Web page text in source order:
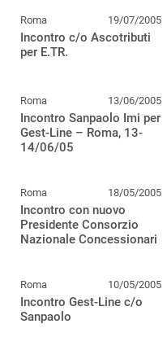
Roma 19/07/2005
Incontro c/o Ascotributi
per E.TR.
Roma 13/06/2005
Incontro Sanpaolo Imi per
Gest-Line – Roma, 13-
14/06/05
Roma 18/05/2005
Incontro con nuovo
Presidente Consorzio
Nazionale Concessionari
Roma 10/05/2005
Incontro Gest-Line c/o
Sanpaolo